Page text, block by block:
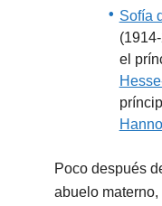
Sofía
el
Poco después
abuelo